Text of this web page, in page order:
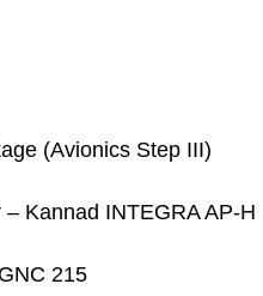
(Avionics Step III)
Kannad INTEGRA AP-H
215